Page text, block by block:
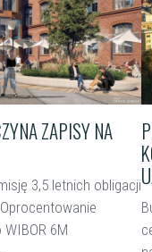
ZAPISY NA
3,5 letnich obligacji
6M